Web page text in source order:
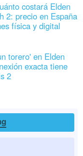
costará Elden
2: precio en España
física y digital
torero' en Elden
exacta tiene
2